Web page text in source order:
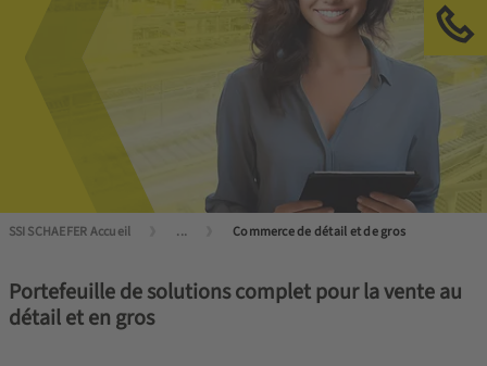
SSI SCHAEFER Accueil ... Commerce de détail et de gros
Portefeuille de solutions complet pour la vente au
détail et en gros